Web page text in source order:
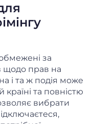
за
щодо прав на
і та ж подія може
та повністю
вибрати